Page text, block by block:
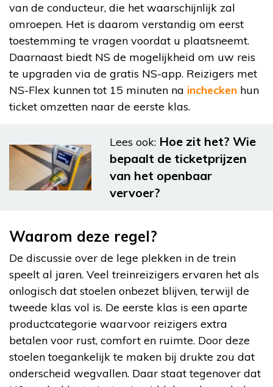
van de conducteur, die het waarschijnlijk zal
omroepen. Het is daarom verstandig om eerst
toestemming te vragen voordat u plaatsneemt.
Daarnaast biedt NS de mogelijkheid om uw reis
te upgraden via de gratis NS-app. Reizigers met
NS-Flex kunnen tot 15 minuten na inchecken hun
ticket omzetten naar de eerste klas.
Lees ook: Hoe zit het? Wie
bepaalt de ticketprijzen
van het openbaar
vervoer?
Waarom deze regel?
De discussie over de lege plekken in de trein
speelt al jaren. Veel treinreizigers ervaren het als
onlogisch dat stoelen onbezet blijven, terwijl de
tweede klas vol is. De eerste klas is een aparte
productcategorie waarvoor reizigers extra
betalen voor rust, comfort en ruimte. Door deze
stoelen toegankelijk te maken bij drukte zou dat
onderscheid wegvallen. Daar staat tegenover dat